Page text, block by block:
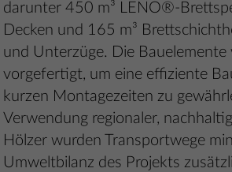
darunter 450 m³ LENO®-
Decken und 165 m³
und Unterzüge. Die Bauelemente
vorgefertigt, um eine effiziente
kurzen Montagezeiten zu
Verwendung regionaler,
Hölzer wurden Transportwege
Umweltbilanz des Projekts